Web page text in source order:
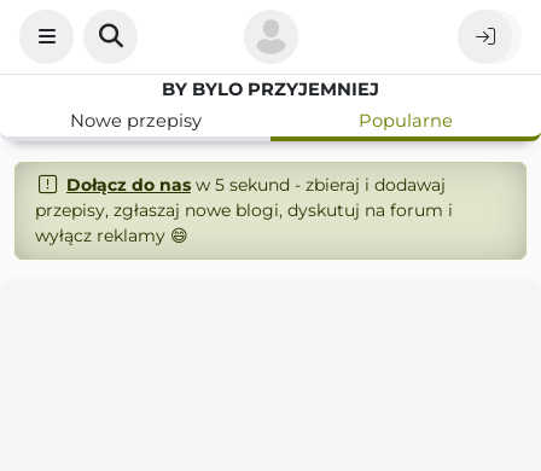
BY BYLO PRZYJEMNIEJ
Nowe przepisy
Popularne
Dołącz do nasw 5 sekund - zbieraj i dodawaj
przepisy, zgłaszaj nowe blogi, dyskutuj na forum i
wyłącz reklamy 😄